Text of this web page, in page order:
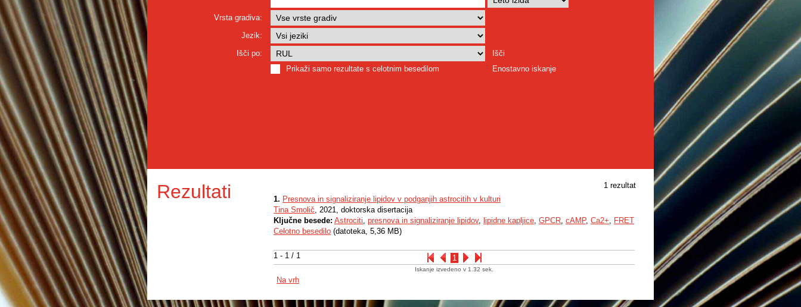
Vrsta gradiva:
Jezik:
Išči po:
Išči
Prikaži samo rezultate s celotnim besedilom
Enostavno iskanje
Rezultati 1 rezultat
1 - 1 / 1 1
1. Presnova in signaliziranje lipidov v podganjih astrocitih v kulturi
Tina Smolič, 2021, doktorska disertacija
Ključne besede: Astrociti, presnova in signaliziranje lipidov, lipidne kapljice, GPCR, cAMP, Ca2+, FRET
Celotno besedilo (datoteka, 5,36 MB)
Iskanje izvedeno v 1.32 sek.
Na vrh